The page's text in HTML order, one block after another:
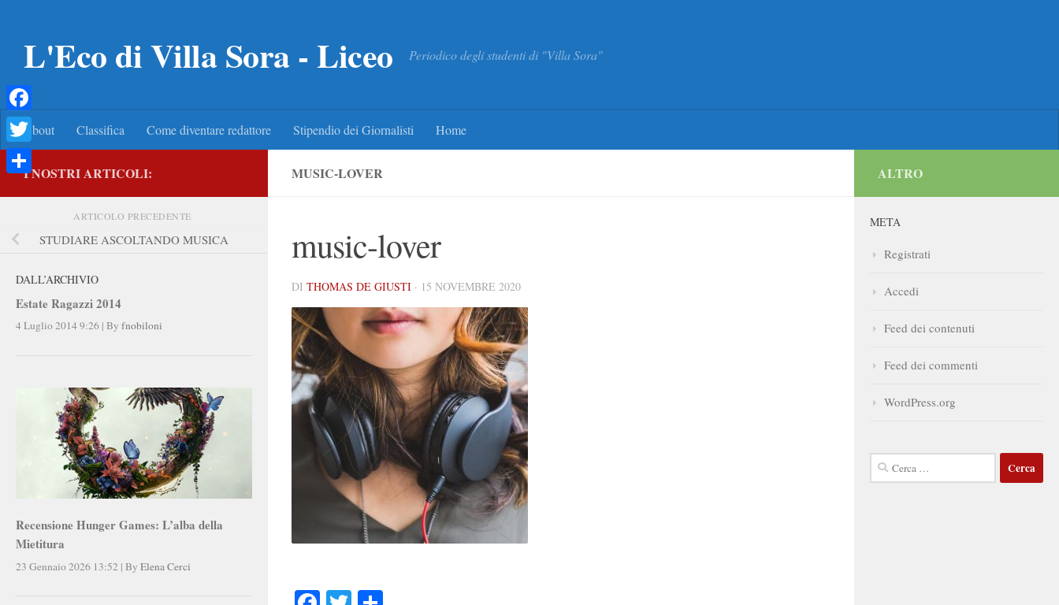
L'Eco di Villa Sora - Liceo Periodico degli studenti di "Villa Sora"
About Classifica Come diventare redattore Stipendio dei Giornalisti Home
MUSIC-LOVER
music-lover
DI THOMAS DE GIUSTI · 15 NOVEMBRE 2020
FacebookTwitter
I NOSTRI ARTICOLI:
ARTICOLO PRECEDENTE
STUDIARE ASCOLTANDO MUSICA
DALL’ARCHIVIO
Estate Ragazzi 2014
4 Luglio 2014 9:26 | By fnobiloni
Recensione Hunger Games: L’alba della
Mietitura
23 Gennaio 2026 13:52 | By Elena Cerci
ALTRO
META
Registrati
Accedi
Feed dei contenuti
Feed dei commenti
WordPress.org
Ricerca
per:
Facebook
Twitter